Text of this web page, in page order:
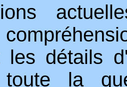
les détails
toute la